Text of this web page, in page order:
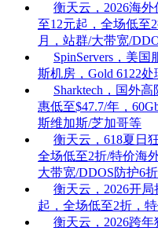
衡天云，2026海
至12元起，全场低至
月，站群/大带宽/
SpinServers，美
斯机房，Gold 6122
Sharktech，国外
惠低至$47.7/年，
斯维加斯/芝加哥等
衡天云，618夏日
全场低至2折/特价海
大带宽/DDOS防护6
衡天云，2026开
起，全场低至2折，
衡天云，2026跨